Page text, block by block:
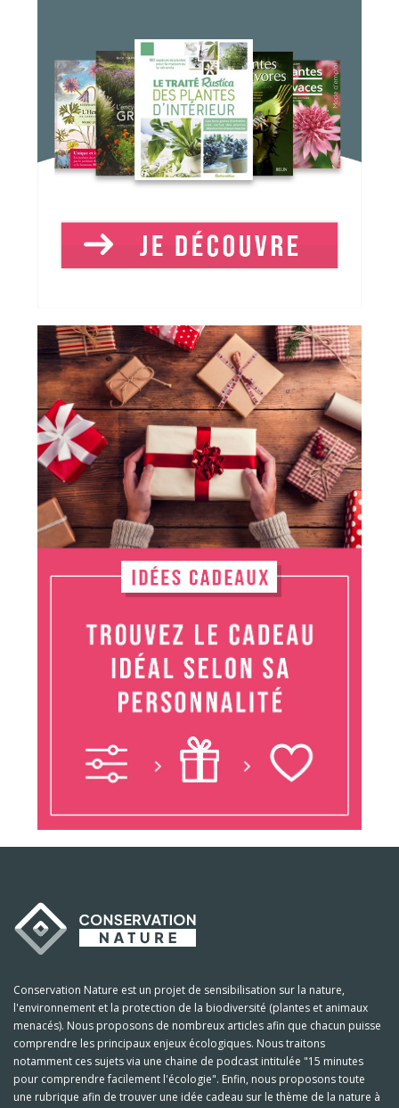
Conservation Nature est un projet de sensibilisation sur la nature,
l'environnement et la protection de la biodiversité (plantes et animaux
menacés). Nous proposons de nombreux articles afin que chacun puisse
comprendre les principaux enjeux écologiques. Nous traitons
notamment ces sujets via une chaine de podcast intitulée "15 minutes
pour comprendre facilement l'écologie". Enfin, nous proposons toute
une rubrique afin de trouver une idée cadeau sur le thème de la nature à